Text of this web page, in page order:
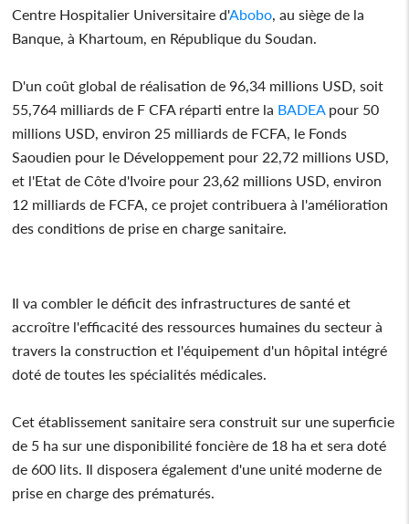
Centre Hospitalier Universitaire d'Abobo, au siège de la
Banque, à Khartoum, en République du Soudan.
D'un coût global de réalisation de 96,34 millions USD, soit
55,764 milliards de F CFA réparti entre la BADEApour 50
millions USD, environ 25 milliards de FCFA, le Fonds
Saoudien pour le Développement pour 22,72 millions USD,
et l'Etat de Côte d'Ivoire pour 23,62 millions USD, environ
12 milliards de FCFA, ce projet contribuera à l'amélioration
des conditions de prise en charge sanitaire.
Il va combler le déficit des infrastructures de santé et
accroître l'efficacité des ressources humaines du secteur à
travers la construction et l'équipement d'un hôpital intégré
doté de toutes les spécialités médicales.
Cet établissement sanitaire sera construit sur une superficie
de 5 ha sur une disponibilité foncière de 18 ha et sera doté
de 600 lits. Il disposera également d'une unité moderne de
prise en charge des prématurés.